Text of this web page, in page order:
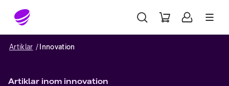
Gå till sidans innehåll
Artiklar Innovation
Artiklar inom innovation